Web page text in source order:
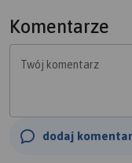
Komentarze
Twój komentarz
dodaj